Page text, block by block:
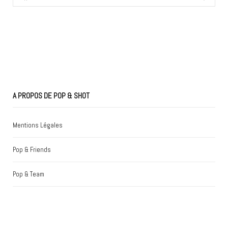
for:
A PROPOS DE POP & SHOT
Mentions Légales
Pop & Friends
Pop & Team